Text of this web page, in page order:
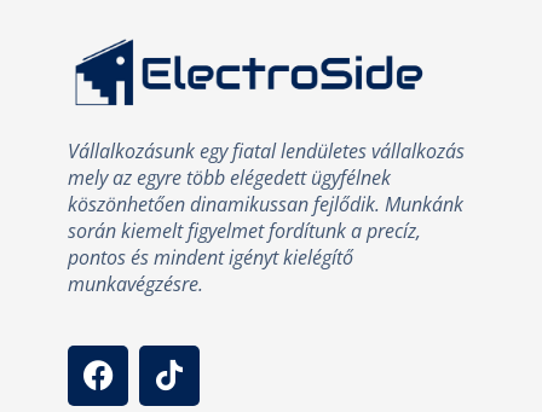
Vállalkozásunk egy fiatal lendületes vállalkozás
mely az egyre több elégedett ügyfélnek
köszönhetően dinamikussan fejlődik. Munkánk
során kiemelt figyelmet fordítunk a precíz,
pontos és mindent igényt kielégítő
munkavégzésre.